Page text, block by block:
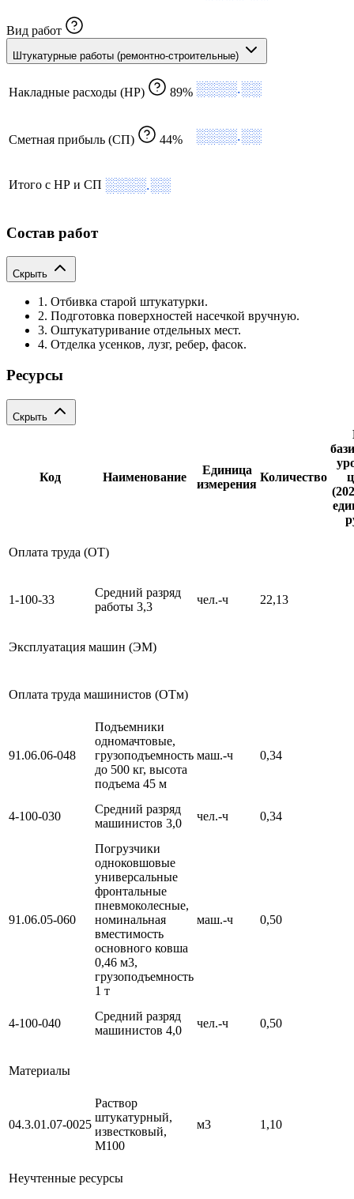
Вид работ
Штукатурные работы (ремонтно-строительные)
Накладные расходы (НР) 89% ░░░░.░░
Сметная прибыль (СП) 44% ░░░░.░░
Итого с НР и СП ░░░░.░░
Состав работ
Скрыть
1. Отбивка старой штукатурки.
2. Подготовка поверхностей насечкой вручную.
3. Оштукатуривание отдельных мест.
4. Отделка усенков, лузг, ребер, фасок.
Ресурсы
Скрыть
Код Наименование
Единица
измерения
Количество
Оплата труда (ОТ)
1-100-33
Средний разряд
работы 3,3
чел.-ч 22,13
Эксплуатация машин (ЭМ)
Оплата труда машинистов (ОТм)
91.06.06-048
Подъемники
одномачтовые,
грузоподъемность
до 500 кг, высота
подъема 45 м
маш.-ч 0,34
4-100-030
Средний разряд
машинистов 3,0
чел.-ч 0,34
91.06.05-060
Погрузчики
одноковшовые
универсальные
фронтальные
пневмоколесные,
номинальная
вместимость
основного ковша
0,46 м3,
грузоподъемность
1 т
маш.-ч 0,50
4-100-040
Средний разряд
машинистов 4,0
чел.-ч 0,50
Материалы
04.3.01.07-0025
Раствор
штукатурный,
известковый,
М100
м3 1,10
Неучтенные ресурсы